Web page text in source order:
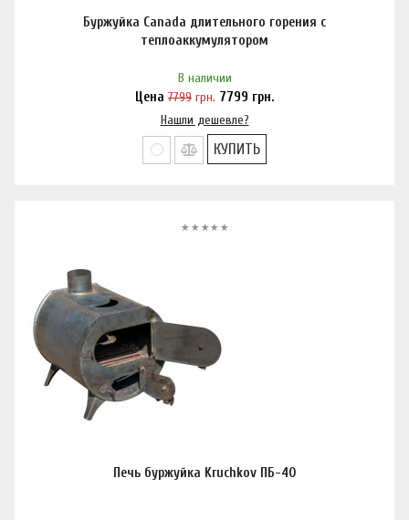
Буржуйка Canada длительного горения с
теплоаккумулятором
В наличии
Цена 7799 грн. 7799 грн.
Нашли дешевле?
КУПИТЬ
Печь буржуйка Kruchkov ПБ-40